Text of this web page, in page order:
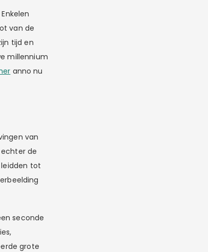
Enkelen
van de
tijd en
millennium
anno nu
van
de
leidden tot
seconde
grote